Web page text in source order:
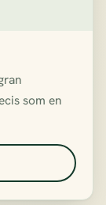
som en